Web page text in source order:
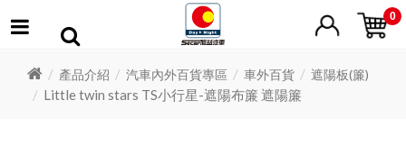
0
產品介紹 汽車內外百貨專區 車外百貨 遮陽板(簾)
Little twin stars TS小行星-遮陽布簾 遮陽簾